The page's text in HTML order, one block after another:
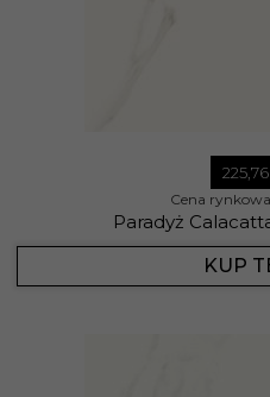
225,76
Cena
Paradyż
KUP